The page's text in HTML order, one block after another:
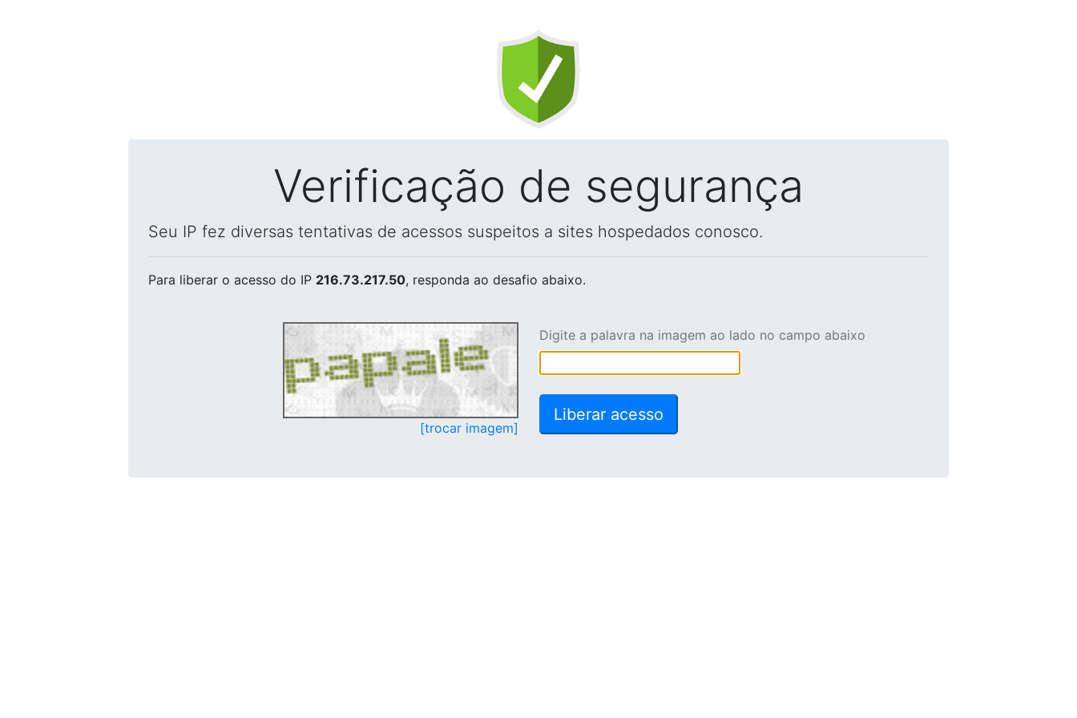
Verificação de segurança
Seu IP fez diversas tentativas de acessos suspeitos a sites hospedados conosco.
Para liberar o acesso do IP 216.73.217.50, responda ao desafio abaixo.
[trocar imagem]
Digite a palavra na imagem ao lado no campo abaixo